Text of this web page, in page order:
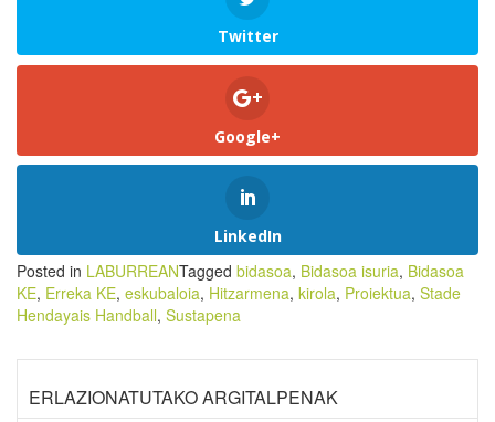
Twitter
Google+
LinkedIn
Posted in LABURREANTagged bidasoa, Bidasoa isuria, Bidasoa
KE, Erreka KE, eskubaloia, Hitzarmena, kirola, Proiektua, Stade
Hendayais Handball, Sustapena
ERLAZIONATUTAKO ARGITALPENAK